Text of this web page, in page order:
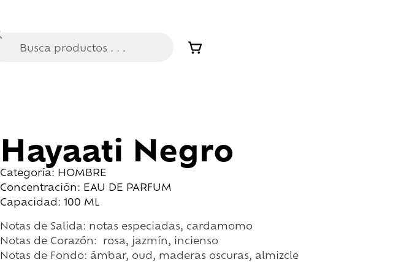
Hayaati Negro
Categoría: HOMBRE
Concentración: EAU DE PARFUM
Capacidad: 100 ML
Notas de Salida: notas especiadas, cardamomo
Notas de Corazón: rosa, jazmín, incienso
Notas de Fondo: ámbar, oud, maderas oscuras, almizcle